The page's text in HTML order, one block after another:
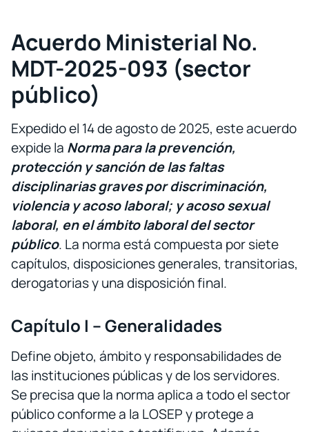
Acuerdo Ministerial No.
MDT-2025-093 (sector
público)
Expedido el 14 de agosto de 2025, este acuerdo
expide la Norma para la prevención,
protección y sanción de las faltas
disciplinarias graves por discriminación,
violencia y acoso laboral; y acoso sexual
laboral, en el ámbito laboral del sector
público. La norma está compuesta por siete
capítulos, disposiciones generales, transitorias,
derogatorias y una disposición final.
Capítulo I – Generalidades
Define objeto, ámbito y responsabilidades de
las instituciones públicas y de los servidores.
Se precisa que la norma aplica a todo el sector
público conforme a la LOSEP y protege a